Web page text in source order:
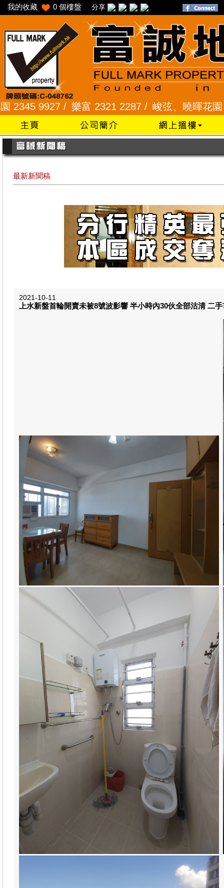
我的收藏 0 個樓盤 分享
/ 樂富 2321 2287 / 峻弦、曉暉花園 2345 1286 /
最新新聞稿
2021-10-11
上水新盤首輪開賣未被8號波影響 半小時內30伙全部沽清 二